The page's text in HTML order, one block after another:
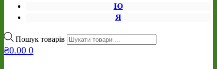
Ю
Я
Пошук товарів
₴0.00 0